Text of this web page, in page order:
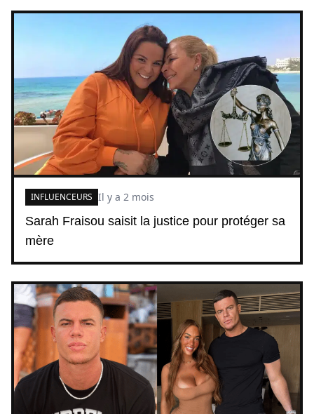
Sarah Fraisou saisit la justice pour protéger sa
mère
INFLUENCEURS Il y a 2 mois